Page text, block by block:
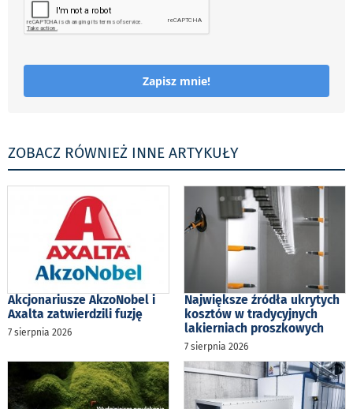
Zapisz mnie!
ZOBACZ RÓWNIEŻ INNE ARTYKUŁY
Akcjonariusze AkzoNobel i
Axalta zatwierdzili fuzję
7 sierpnia 2026
Największe źródła ukrytych
kosztów w tradycyjnych
lakierniach proszkowych
7 sierpnia 2026